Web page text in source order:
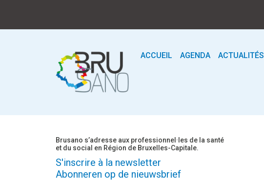
ACCUEIL AGENDA ACTUALITÉS
Brusano s’adresse aux professionnel·les de la santé
et du social en Région de Bruxelles-Capitale.
S'inscrire à la newsletter
Abonneren op de nieuwsbrief